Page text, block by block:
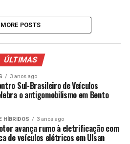
MORE POSTS
ÚLTIMAS
3 anos ago
Sul-Brasileiro de Veículos
o antigomobilismo em Bento
HÍBRIDOS 3 anos ago
avança rumo à eletrificação com
de veículos elétricos em Ulsan